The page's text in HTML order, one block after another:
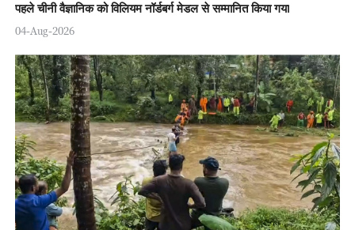
पहले चीनी वैज्ञानिक को विलियम नॉर्डबर्ग मेडल से सम्मानित किया गया
04-Aug-2026